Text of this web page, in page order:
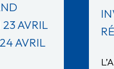
AVRIL
AVRIL